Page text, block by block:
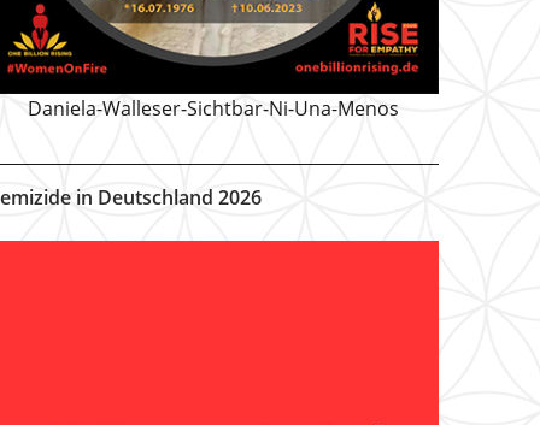
Daniela-Walleser-Sichtbar-Ni-Una-Menos
in Deutschland 2026